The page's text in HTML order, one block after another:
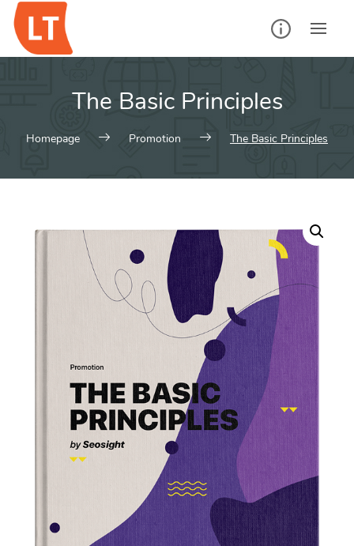
Skip
content
The Basic Principles
Homepage Promotion The Basic Principles